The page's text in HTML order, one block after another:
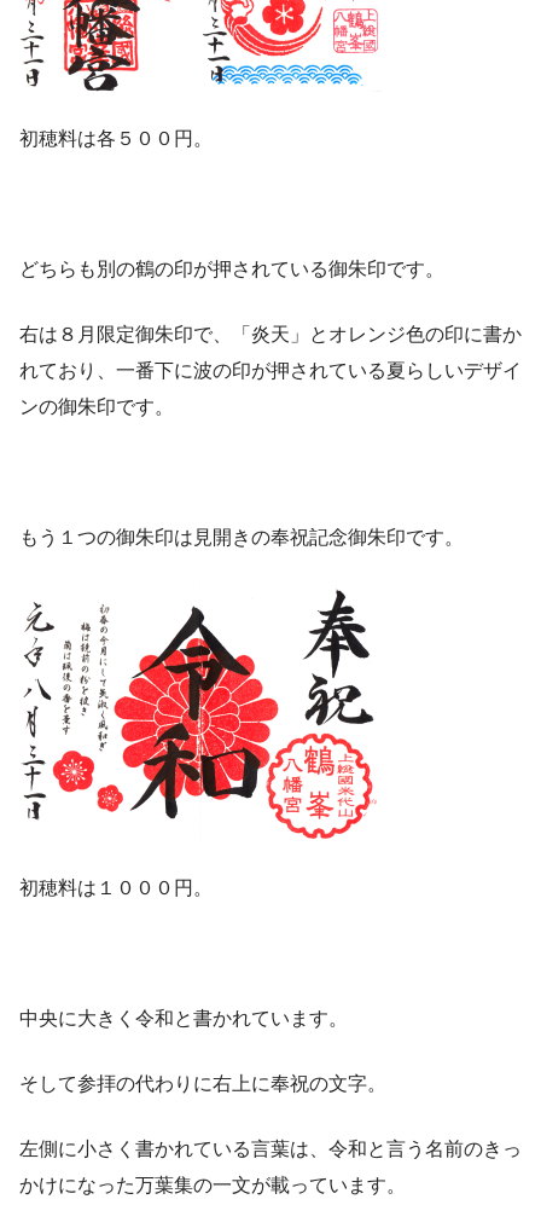
初穂料は各５００円。
どちらも別の鶴の印が押されている御朱印です。
右は８月限定御朱印で、「炎天」とオレンジ色の印に書か
れており、一番下に波の印が押されている夏らしいデザイ
ンの御朱印です。
もう１つの御朱印は見開きの奉祝記念御朱印です。
初穂料は１０００円。
中央に大きく令和と書かれています。
そして参拝の代わりに右上に奉祝の文字。
左側に小さく書かれている言葉は、令和と言う名前のきっ
かけになった万葉集の一文が載っています。